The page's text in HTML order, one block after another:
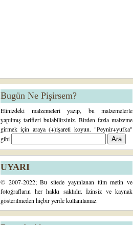
Bugün Ne Pişirsem?
Elinizdeki malzemeleri yazıp, bu malzemelerle
yapılmış tarifleri bulabilirsiniz. Birden fazla malzeme
girmek için araya (+)işareti koyun. "Peynir+yufka"
gibi
UYARI
© 2007-2022; Bu sitede yayınlanan tüm metin ve
fotoğrafların her hakkı saklıdır. İzinsiz ve kaynak
gösterilmeden hiçbir yerde kullanılamaz.